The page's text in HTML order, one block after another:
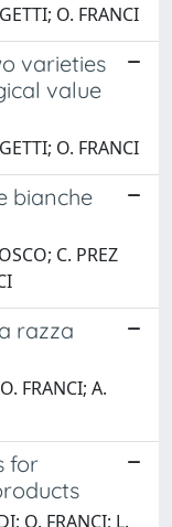
O. FRANCI
varieties
value
O. FRANCI
bianche
C. PREZ
razza
FRANCI; A.
for
O. FRANCI; L.